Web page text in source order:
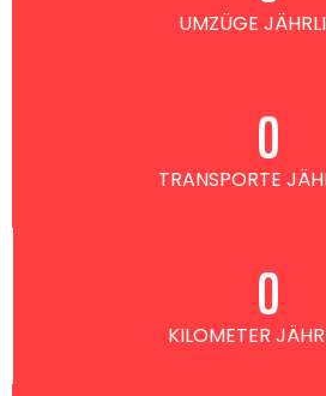
UMZÜGE
TRANSPORTE
0
KILOMETER
0